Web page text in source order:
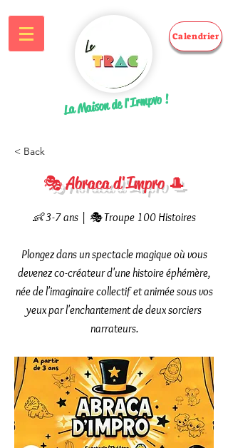
Calendrier
La Maison de l'Irmpvo !
< Back
🎭 Abraca d'Impro 🎩
👶 3-7 ans | 🎭 Troupe 100 Histoires
Plongez dans un spectacle magique où vous
devenez co-créateur d'une histoire éphémère,
née de l'imaginaire collectif et animée sous vos
yeux par l'enchantement de deux sorciers
narrateurs.